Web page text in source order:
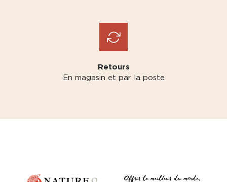
Retours
En magasin et par la poste